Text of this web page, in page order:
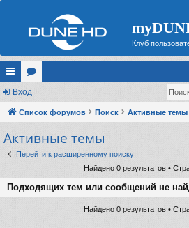
Клуб
с
ы
лк
и
ор
ум
Вход
Список форумов Поиск Активные темы
Активные темы
Перейти к расширенному поиску
Найдено 0 результатов •
Подходящих тем или сообщений не
Найдено 0 результатов •